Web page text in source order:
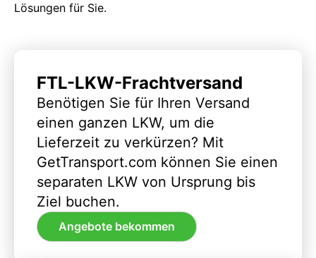
Lösungen für Sie.
FTL-LKW-Frachtversand
Benötigen Sie für Ihren Versand
einen ganzen LKW, um die
Lieferzeit zu verkürzen? Mit
GetTransport.com können Sie einen
separaten LKW von Ursprung bis
Ziel buchen.
Angebote bekommen